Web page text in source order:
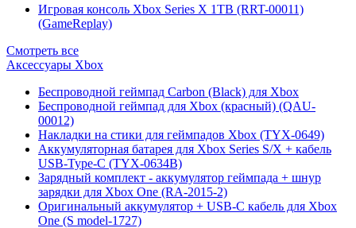
Игровая консоль Xbox Series X 1TB (RRT-00011)
(GameReplay)
Смотреть все
Аксессуары Xbox
Беспроводной геймпад Carbon (Black) для Xbox
Беспроводной геймпад для Xbox (красный) (QAU-
00012)
Накладки на стики для геймпадов Xbox (TYX-0649)
Аккумуляторная батарея для Xbox Series S/X + кабель
USB-Type-C (TYX-0634B)
Зарядный комплект - аккумулятор геймпада + шнур
зарядки для Xbox One (RA-2015-2)
Оригинальный аккумулятор + USB-C кабель для Xbox
One (S model-1727)